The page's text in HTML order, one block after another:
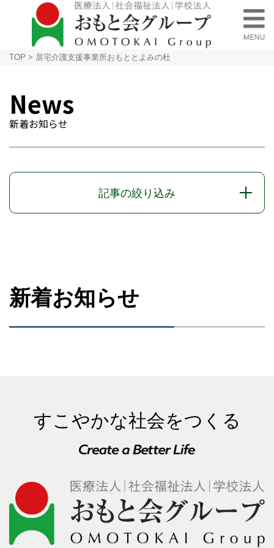
TOP > 居宅介護支援事業所おもととよみの杜
News
新着お知らせ
記事の絞り込み
新着お知らせ
すこやかな社会をつくる